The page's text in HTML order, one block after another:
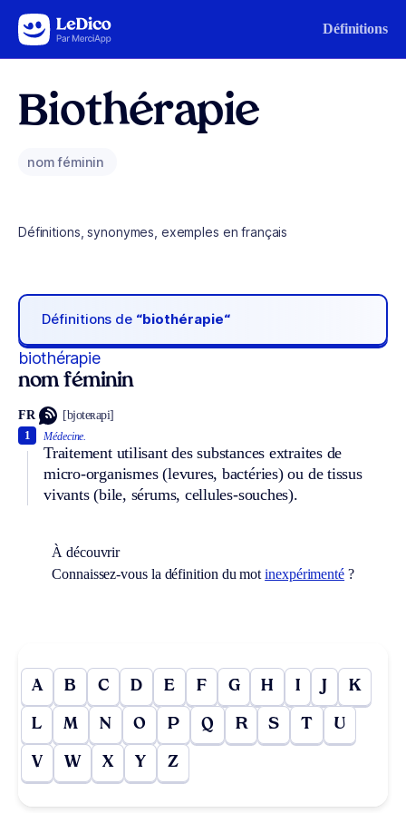
Aller au contenu Définitions
Biothérapie
nom féminin
Définitions, synonymes, exemples en français
Définitions de “biothérapie“
biothérapie
nom féminin
FR [bjoteʀapi]
Médecine.
Traitement utilisant des substances extraites de
micro-organismes (levures, bactéries) ou de tissus
vivants (bile, sérums, cellules-souches).
1
À découvrir
Connaissez-vous la définition du motinexpérimenté ?
A B C D E F G H I J K
L M N O P Q R S T U
V W X Y Z